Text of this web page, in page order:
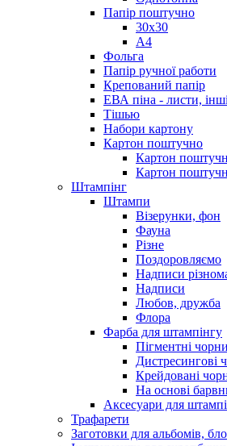
Папір поштучно
30х30
А4
Фольга
Папір ручної работи
Крепований папір
ЕВА піна - листи,
Тішью
Набори картону
Картон поштучно
Картон
Картон
Штампінг
Штампи
Візерунки, фон
Фауна
Різне
Поздоровляємо
Надписи
Надписи
Любов, дружба
Флора
Фарба для штампінгу
Пігментні
Дистресингові
Крейдовані
На основі
Аксесуари для
Трафарети
Заготовки для альбомів,